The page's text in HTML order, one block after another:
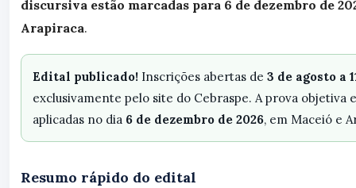
discursiva estão marcadas para 6 de dezembro de
Arapiraca.
Edital publicado! Inscrições abertas de 3 de agosto a
exclusivamente pelo site do Cebraspe. A prova objetiva
aplicadas no dia 6 de dezembro de 2026, em Maceió e
Resumo rápido do edital